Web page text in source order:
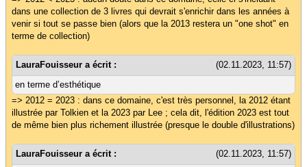
dans une collection de 3 livres qui devrait s'enrichir dans les années à
venir si tout se passe bien (alors que la 2013 restera un "one shot" en
terme de collection)
(02.11.2023, 11:57)
LauraFouisseur a écrit :
en terme d’esthétique
=> 2012 = 2023 : dans ce domaine, c'est très personnel, la 2012 étant
illustrée par Tolkien et la 2023 par Lee ; cela dit, l'édition 2023 est tout
de même bien plus richement illustrée (presque le double d'illustrations)
(02.11.2023, 11:57)
LauraFouisseur a écrit :